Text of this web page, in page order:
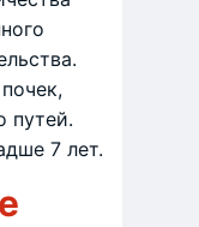
путей.
7 лет.